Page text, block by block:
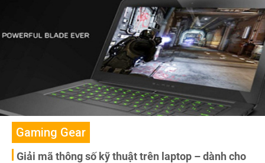
Gaming Gear
Giải mã thông số kỹ thuật trên laptop – dành cho